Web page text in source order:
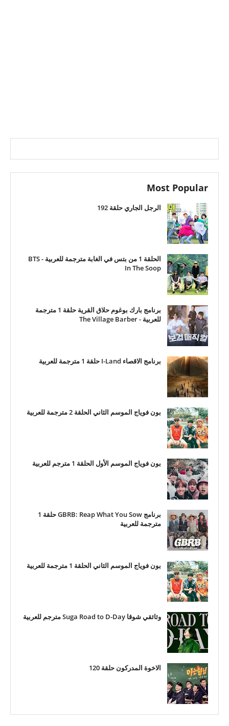
Most Popular
الرجل الجاري حلقة 192
الحلقة 1 من بتس في الغابة مترجمة للعربية - BTS
In The Soop
برنامج بارك بوغوم حلاق القرية حلقة 1 مترجمة
للعربية - The Village Barber
برنامج الاقصاء I-Land حلقة 1 مترجمة للعربية
بون فوياج الموسم الثاني الحلقة 2 مترجمة للعربية
بون فوياج الموسم الأول الحلقة 1 مترجم للعربية
برنامج GBRB: Reap What You Sow حلقة 1
مترجمة للعربية
بون فوياج الموسم الثاني الحلقة 1 مترجمة للعربية
وثائقي شوقا Suga Road to D-Day مترجم للعربية
الاخوة المدركون حلقة 120